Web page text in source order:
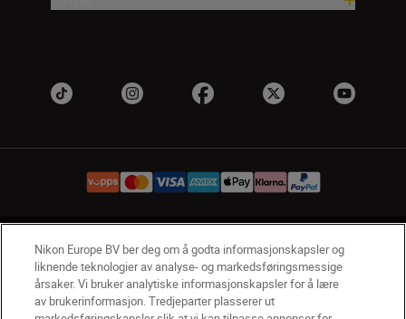
NO Nikon Sites
Kontakt oss Personvernerklæring
Bruksvilkår
Vilkår og betingelser for Nikon Store
Erklæring Om Informasjonskapsler
Tilgjengelighet
Nikon Europe BV ber deg om å godta informasjonskapsler og
liknende teknologier av analyse- og markedsføringsmessige
årsaker. Vi bruker analytiske informasjonskapsler for å lære
av brukerinformasjon. Tredjeparter plasserer ut